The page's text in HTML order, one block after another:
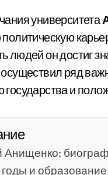
университета
людей он достиг
ряд
государства и
Анищенко:
и образование